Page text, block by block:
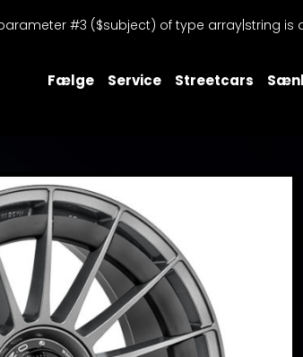
#3 ($subject) of type array|string is
Fælge Service Streetcars